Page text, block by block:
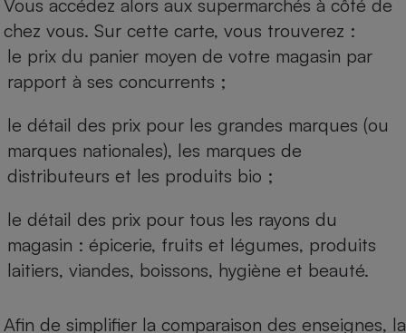
Vous accédez alors aux supermarchés à côté de
chez vous. Sur cette carte, vous trouverez :
le prix du panier moyen de votre magasin par
rapport à ses concurrents ;
le détail des prix pour les grandes marques (ou
marques nationales), les marques de
distributeurs et les produits bio ;
le détail des prix pour tous les rayons du
magasin : épicerie, fruits et légumes, produits
laitiers, viandes, boissons, hygiène et beauté.
Afin de simplifier la comparaison des enseignes, la